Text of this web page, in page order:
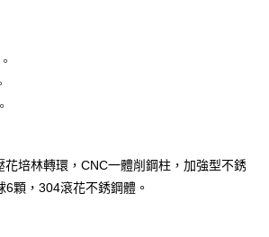
永豐商業銀行
中國信託商業銀行
花培林轉環，CNC一體削鋼柱，加強型不銹
顆，304滾花不銹鋼體。